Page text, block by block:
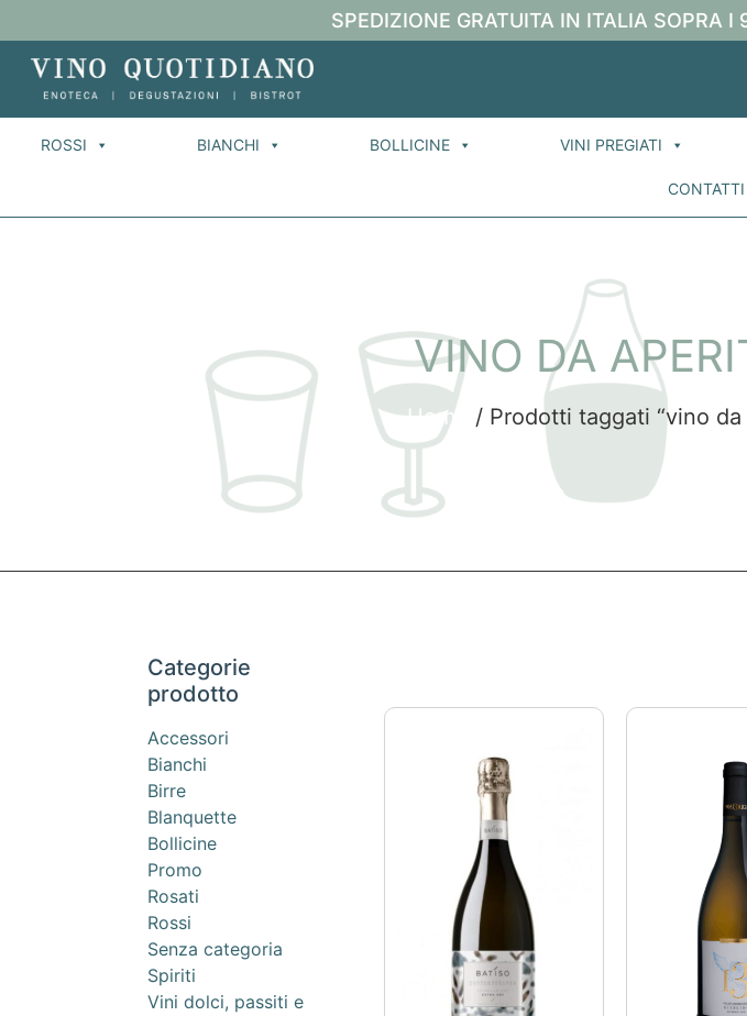
SPEDIZIONE GRATUITA IN ITALIA SOPRA
ROSSI BIANCHI BOLLICINE VINI PREGIATI
CONTATTI
VINO DA
Home / Prodotti taggati “vino da
Categorie
prodotto
Accessori
Bianchi
Birre
Blanquette
Bollicine
Promo
Rosati
Rossi
Senza categoria
Spiriti
Vini dolci, passiti e